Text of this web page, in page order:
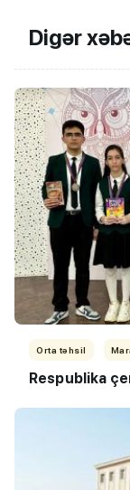
Digər
Orta təhsil
Respublika